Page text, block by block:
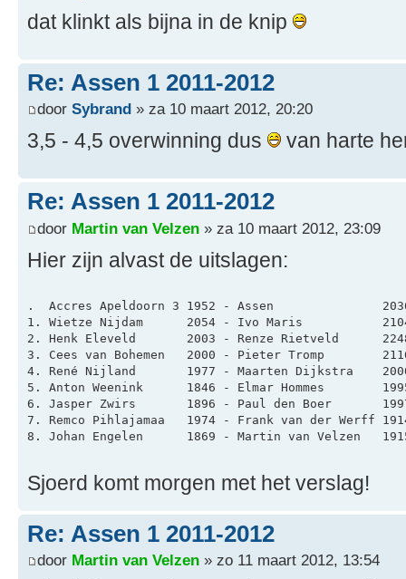
dat klinkt als bijna in de knip
Re: Assen 1 2011-2012
door Sybrand » za 10 maart 2012, 20:20
3,5 - 4,5 overwinning dus van harte
Re: Assen 1 2011-2012
door Martin van Velzen » za 10 maart 2012, 23:09
Hier zijn alvast de uitslagen:
.  Accres Apeldoorn 3 1952 - Assen
1. Wietze Nijdam      2054 - Ivo Maris
2. Henk Eleveld       2003 - Renze Rietveld
3. Cees van Bohemen   2000 - Pieter Tromp
4. René Nijland       1977 - Maarten Dijkstra
5. Anton Weenink      1846 - Elmar Hommes
6. Jasper Zwirs       1896 - Paul den Boer
7. Remco Pihlajamaa   1974 - Frank van der Werff
8. Johan Engelen      1869 - Martin van Velzen
Sjoerd komt morgen met het verslag!
Re: Assen 1 2011-2012
door Martin van Velzen » zo 11 maart 2012, 13:54